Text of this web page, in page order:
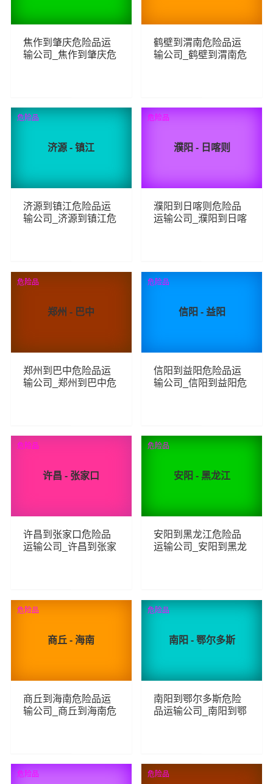
焦作到肇庆危险品运
输公司_焦作到肇庆危
73 查看详细
鹤壁到渭南危险品运
输公司_鹤壁到渭南危
76 查看详细
济源 - 镇江
济源到镇江危险品运
输公司_济源到镇江危
66 查看详细
危险品
濮阳 - 日喀则
濮阳到日喀则危险品
运输公司_濮阳到日喀
72 查看详细
危险品
郑州 - 巴中
郑州到巴中危险品运
输公司_郑州到巴中危
93 查看详细
危险品
信阳 - 益阳
信阳到益阳危险品运
输公司_信阳到益阳危
60 查看详细
危险品
许昌 - 张家口
许昌到张家口危险品
运输公司_许昌到张家
94 查看详细
危险品
安阳 - 黑龙江
安阳到黑龙江危险品
运输公司_安阳到黑龙
64 查看详细
危险品
商丘 - 海南
商丘到海南危险品运
输公司_商丘到海南危
80 查看详细
危险品
南阳 - 鄂尔多斯
南阳到鄂尔多斯危险
品运输公司_南阳到鄂
72 查看详细
危险品
危险品 危险品